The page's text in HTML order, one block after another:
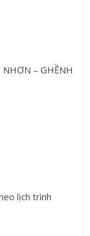
– GHỀNH
lịch trình